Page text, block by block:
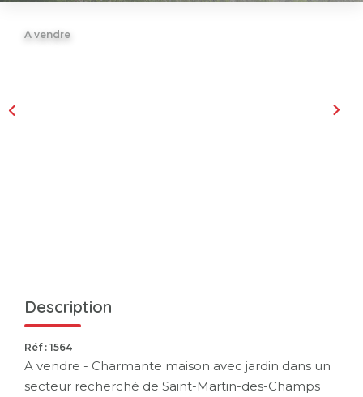
A vendre
Description
Réf : 1564
A vendre - Charmante maison avec jardin dans un
secteur recherché de Saint-Martin-des-Champs